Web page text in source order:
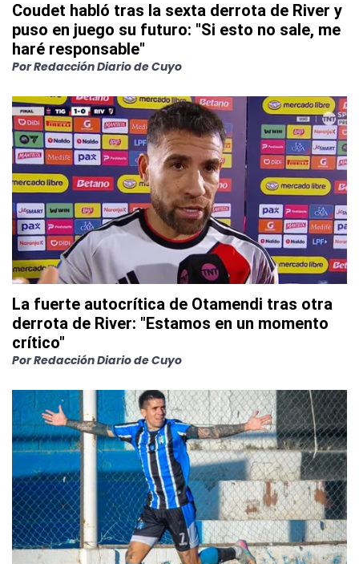
Coudet habló tras la sexta derrota de River y
puso en juego su futuro: "Si esto no sale, me
haré responsable"
PorRedacción Diario de Cuyo
La fuerte autocrítica de Otamendi tras otra
derrota de River: "Estamos en un momento
crítico"
PorRedacción Diario de Cuyo